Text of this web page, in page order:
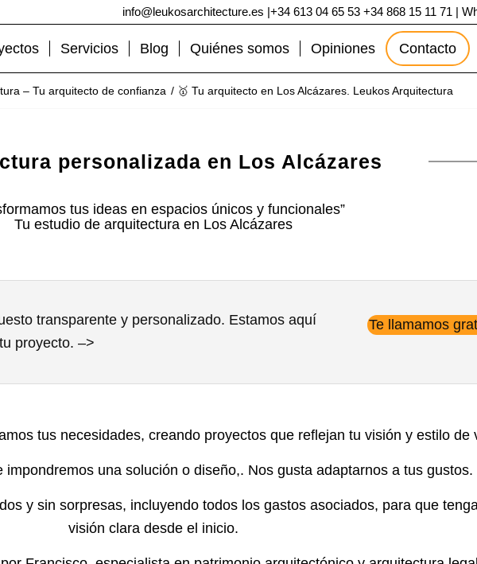
info@leukosarchitecture.es |+34 613 04 65 53 +34 868 15 11 71 |
Servicios Blog Quiénes somos Opiniones Contacto
– Tu arquitecto de confianza / 🥇 Tu arquitecto en Los Alcázares. Leukos Arquitectura
personalizada en Los Alcázares
tus ideas en espacios únicos y funcionales”
Tu estudio de arquitectura en Los Alcázares
transparente y personalizado. Estamos aquí
proyecto. –>
Te llamamos
tus necesidades, creando proyectos que reflejan tu visión y estilo de
impondremos una solución o diseño,. Nos gusta adaptarnos a tus gustos.
y sin sorpresas, incluyendo todos los gastos asociados, para que
visión clara desde el inicio.